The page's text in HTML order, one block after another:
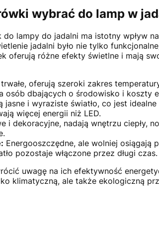
wybrać do lamp w
lampy do jadalni ma istotny wpływ
jadalni było nie tylko
oferują różne efekty świetlne i mają
oferują szeroki zakres
osób dbających o środowisko i koszty
jasne i wyraziste światło, co jest
więcej energii niż LED.
i dekoracyjne, nadają wnętrzu ciepły,
Energooszczędne, ale wolniej osiągają
pozostaje włączone przez długi czas.
uwagę na ich efektywność
klimatyczną, ale także ekologiczną